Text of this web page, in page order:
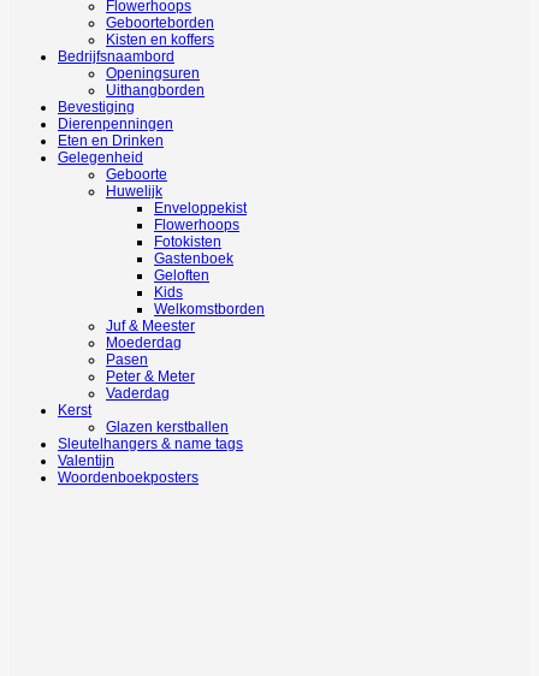
Flowerhoops
Geboorteborden
Kisten en koffers
Bedrijfsnaambord
Openingsuren
Uithangborden
Bevestiging
Dierenpenningen
Eten en Drinken
Gelegenheid
Geboorte
Huwelijk
Enveloppekist
Flowerhoops
Fotokisten
Gastenboek
Geloften
Kids
Welkomstborden
Juf & Meester
Moederdag
Pasen
Peter & Meter
Vaderdag
Kerst
Glazen kerstballen
Sleutelhangers & name tags
Valentijn
Woordenboekposters